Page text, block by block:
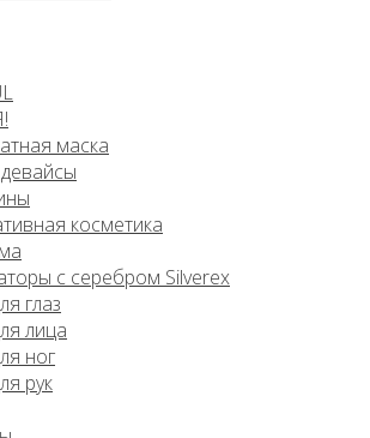
маска
косметика
с серебром Silverex
глаз
лица
ног
рук